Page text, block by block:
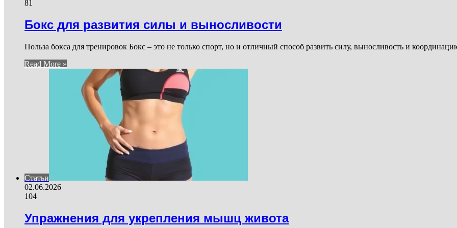
81
Бокс для развития силы и выносливости
Польза бокса для тренировок Бокс – это не только спорт, но и отличный способ развить силу, выносливость и
Read More »
Статьи
02.06.2026
104
Упражнения для укрепления мышц живота